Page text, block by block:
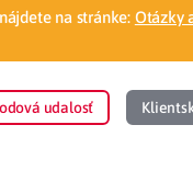
na stránke: Otázky
udalosť